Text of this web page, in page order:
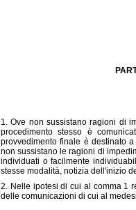
1. Ove non sussistano ragioni di
procedimento stesso è
provvedimento finale è destinato
non sussistano le ragioni di
individuati o facilmente
stesse modalità, notizia dell'inizio
2. Nelle ipotesi di cui al comma 1
delle comunicazioni di cui al